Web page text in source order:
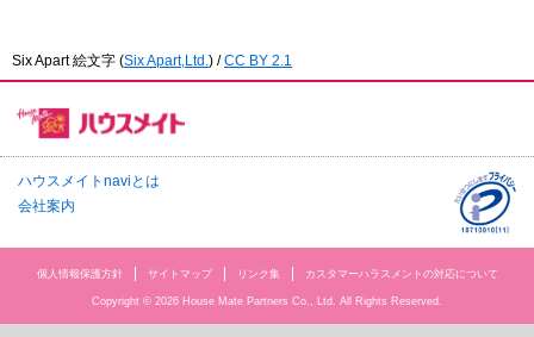
Six Apart 絵文字 (Six Apart,Ltd. ) /CC BY 2.1
ハウスメイトnaviとは
会社案内
個人情報保護方針 サイトマップ リンク集 カスタマーハラスメントの対応について
Copyright © 2026 House Mate Partners Co., Ltd. All Rights Reserved.